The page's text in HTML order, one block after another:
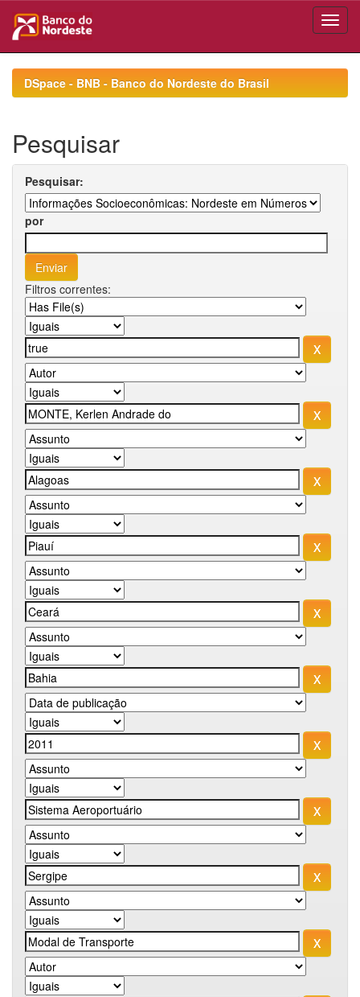
navigationDSpace - BNB - Banco do Nordeste do Brasil
Pesquisar
Pesquisar:
por
Filtros correntes: